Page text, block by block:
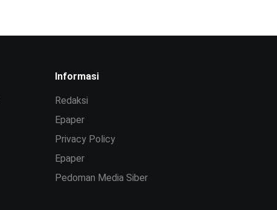
Informasi
Redaksi
Epaper
Privacy Policy
Epaper
Pedoman Media Siber